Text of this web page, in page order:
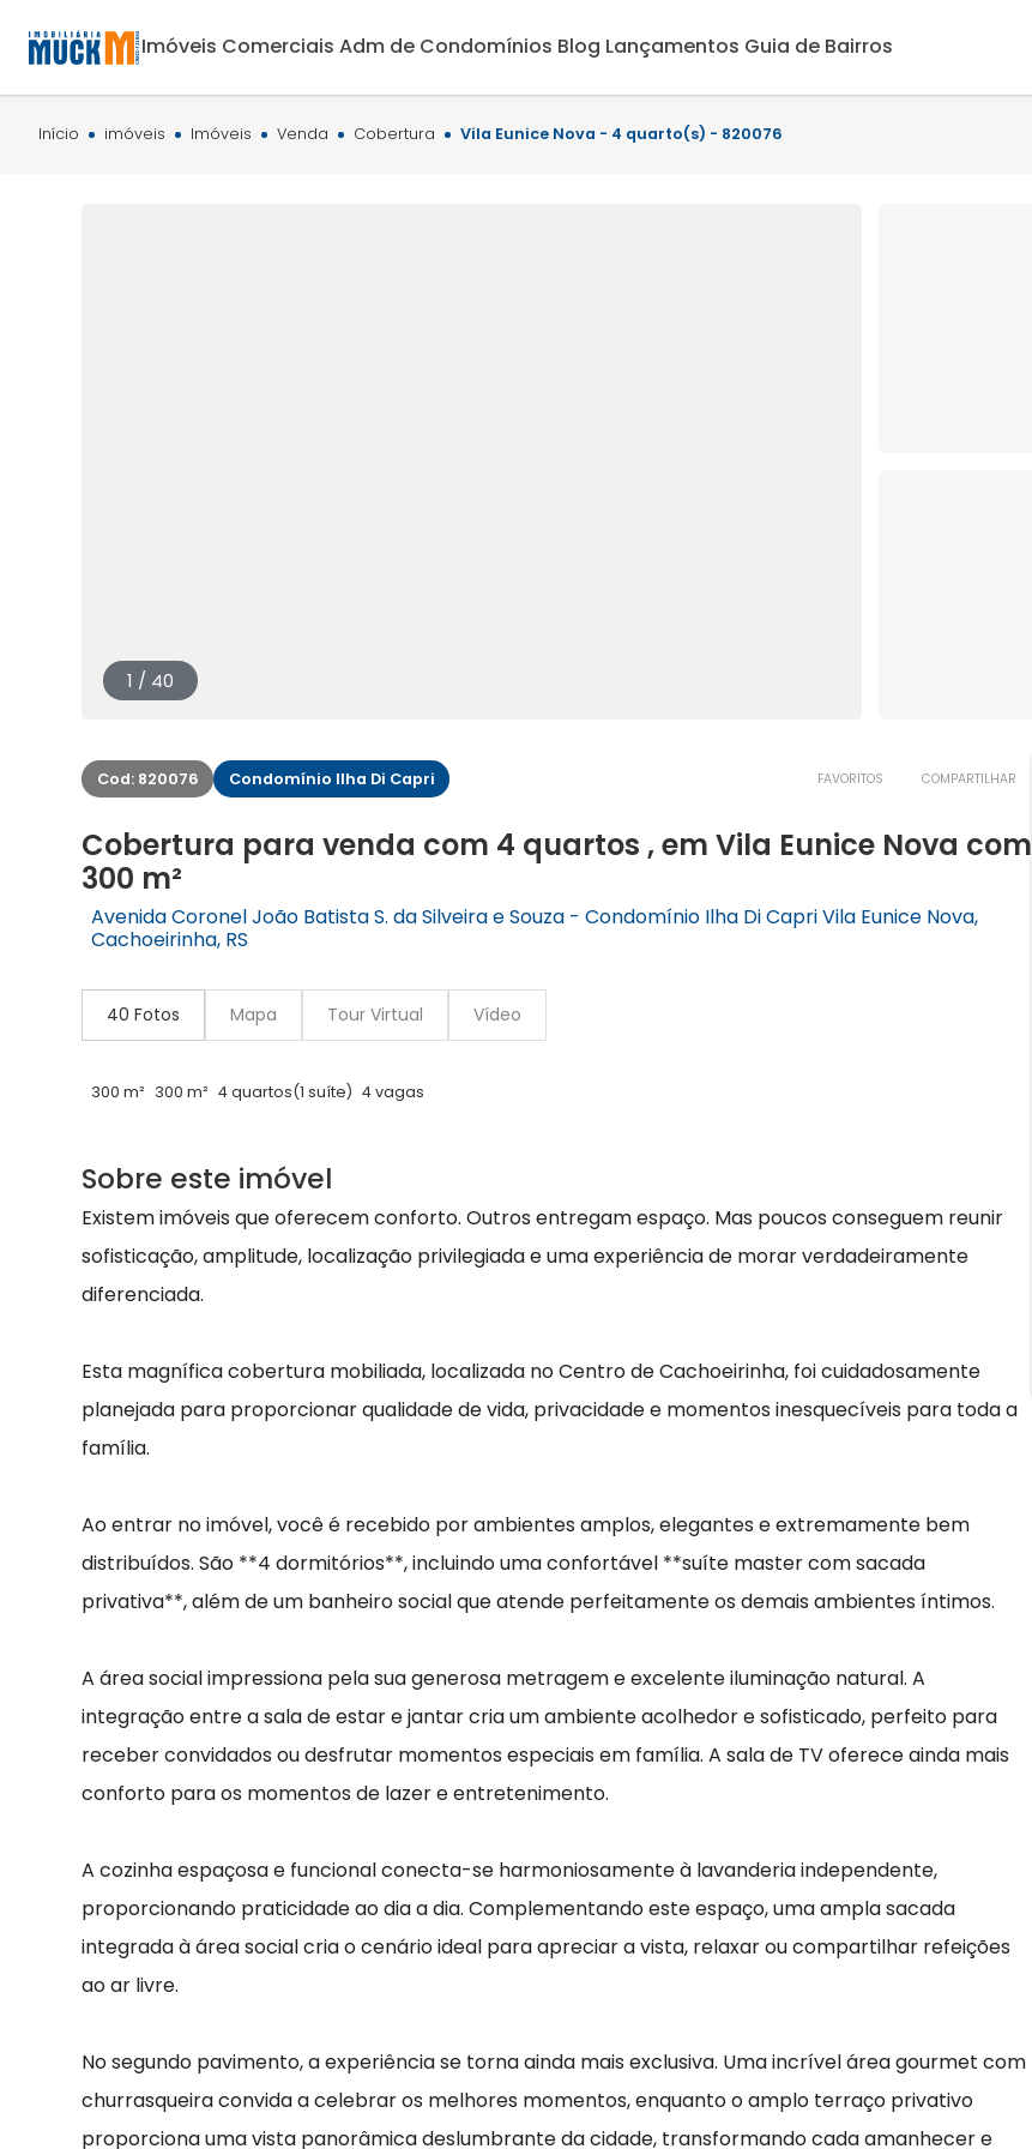
Imóveis Comerciais Adm de Condomínios Blog Lançamentos Guia de Bairros
Início imóveis Imóveis Venda Cobertura Vila Eunice Nova - 4 quarto(s) - 820076
1 / 40
Cod: 820076 Condomínio Ilha Di Capri FAVORITOS COMPARTILHAR
Cobertura para venda com 4 quartos , em Vila Eunice Nova com
300 m²
Avenida Coronel João Batista S. da Silveira e Souza - Condomínio Ilha Di Capri Vila Eunice Nova,
Cachoeirinha, RS
40 Fotos Mapa Tour Virtual Vídeo
300 m² 300 m² 4 quartos(1 suíte) 4 vagas
Sobre este imóvel
Existem imóveis que oferecem conforto. Outros entregam espaço. Mas poucos conseguem reunir
sofisticação, amplitude, localização privilegiada e uma experiência de morar verdadeiramente
diferenciada.
Esta magnífica cobertura mobiliada, localizada no Centro de Cachoeirinha, foi cuidadosamente
planejada para proporcionar qualidade de vida, privacidade e momentos inesquecíveis para toda a
família.
Ao entrar no imóvel, você é recebido por ambientes amplos, elegantes e extremamente bem
distribuídos. São **4 dormitórios**, incluindo uma confortável **suíte master com sacada
privativa**, além de um banheiro social que atende perfeitamente os demais ambientes íntimos.
A área social impressiona pela sua generosa metragem e excelente iluminação natural. A
integração entre a sala de estar e jantar cria um ambiente acolhedor e sofisticado, perfeito para
receber convidados ou desfrutar momentos especiais em família. A sala de TV oferece ainda mais
conforto para os momentos de lazer e entretenimento.
A cozinha espaçosa e funcional conecta-se harmoniosamente à lavanderia independente,
proporcionando praticidade ao dia a dia. Complementando este espaço, uma ampla sacada
integrada à área social cria o cenário ideal para apreciar a vista, relaxar ou compartilhar refeições
ao ar livre.
No segundo pavimento, a experiência se torna ainda mais exclusiva. Uma incrível área gourmet com
churrasqueira convida a celebrar os melhores momentos, enquanto o amplo terraço privativo
proporciona uma vista panorâmica deslumbrante da cidade, transformando cada amanhecer e